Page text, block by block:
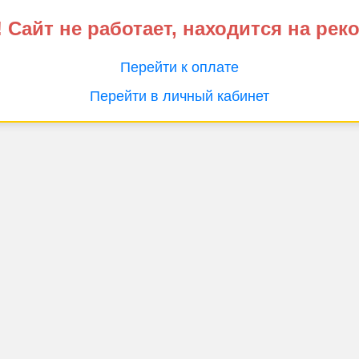
не работает, находится на
Перейти к оплате
Перейти в личный кабинет